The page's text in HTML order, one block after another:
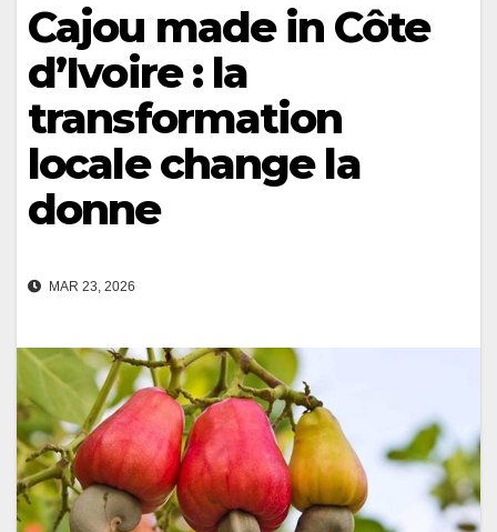
Cajou made in Côte
d’Ivoire : la
transformation
locale change la
donne
MAR 23, 2026